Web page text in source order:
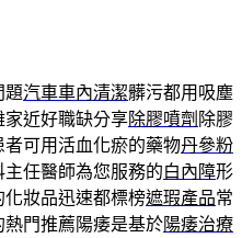
題汽車車內清潔髒污都用吸塵
近好職缺分享除膠噴劑 除膠
可用活血化瘀的藥物丹參粉
任醫師為您服務的白內障形
妝品迅速都標榜遮瑕產品常
熱門推薦陽痿是基於陽痿治療